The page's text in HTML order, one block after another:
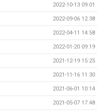
2022-10-13 09:01
2022-09-06 12:38
2022-04-11 14:58
2022-01-20 09:19
2021-12-19 15:25
2021-11-16 11:30
2021-06-01 10:14
2021-05-07 17:48